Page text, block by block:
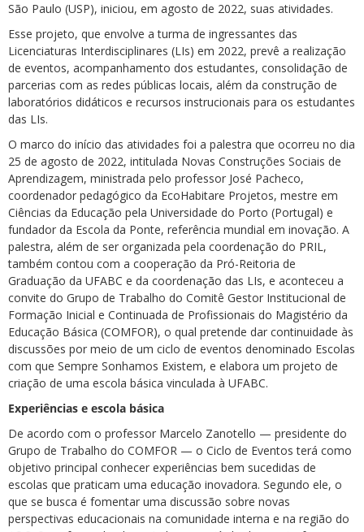
São Paulo (USP), iniciou, em agosto de 2022, suas atividades.
Esse projeto, que envolve a turma de ingressantes das
Licenciaturas Interdisciplinares (LIs) em 2022, prevê a realização
de eventos, acompanhamento dos estudantes, consolidação de
parcerias com as redes públicas locais, além da construção de
laboratórios didáticos e recursos instrucionais para os estudantes
das LIs.
O marco do início das atividades foi a palestra que ocorreu no dia
25 de agosto de 2022, intitulada Novas Construções Sociais de
Aprendizagem, ministrada pelo professor José Pacheco,
coordenador pedagógico da EcoHabitare Projetos, mestre em
Ciências da Educação pela Universidade do Porto (Portugal) e
fundador da Escola da Ponte, referência mundial em inovação. A
palestra, além de ser organizada pela coordenação do PRIL,
também contou com a cooperação da Pró-Reitoria de
Graduação da UFABC e da coordenação das LIs, e aconteceu a
convite do Grupo de Trabalho do Comitê Gestor Institucional de
Formação Inicial e Continuada de Profissionais do Magistério da
Educação Básica (COMFOR), o qual pretende dar continuidade às
discussões por meio de um ciclo de eventos denominado Escolas
com que Sempre Sonhamos Existem, e elabora um projeto de
criação de uma escola básica vinculada à UFABC.
Experiências e escola básica
De acordo com o professor Marcelo Zanotello — presidente do
Grupo de Trabalho do COMFOR — o Ciclo de Eventos terá como
objetivo principal conhecer experiências bem sucedidas de
escolas que praticam uma educação inovadora. Segundo ele, o
que se busca é fomentar uma discussão sobre novas
perspectivas educacionais na comunidade interna e na região do